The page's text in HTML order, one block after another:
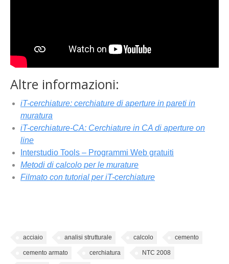
Altre informazioni:
iT-cerchiature: cerchiature di aperture in pareti in
muratura
iT-cerchiature-CA: Cerchiature in CA di aperture on
line
Interstudio Tools – Programmi Web gratuiti
Metodi di calcolo per le murature
Filmato con tutorial per iT-cerchiature
acciaio analisi strutturale calcolo cemento
cemento armato cerchiatura NTC 2008